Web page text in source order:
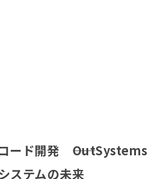
ード開発 ――OutSystems
ステムの未来